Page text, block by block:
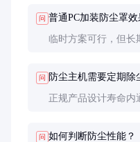
问 普通PC加装防尘罩效
临时方案可行，但长
问 防尘主机需要定期除
正规产品设计寿命内
问 如何判断防尘性能？